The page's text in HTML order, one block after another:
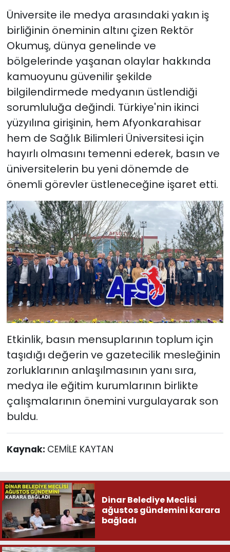
Üniversite ile medya arasındaki yakın iş
birliğinin öneminin altını çizen Rektör
Okumuş, dünya genelinde ve
bölgelerinde yaşanan olaylar hakkında
kamuoyunu güvenilir şekilde
bilgilendirmede medyanın üstlendiği
sorumluluğa değindi. Türkiye'nin ikinci
yüzyılına girişinin, hem Afyonkarahisar
hem de Sağlık Bilimleri Üniversitesi için
hayırlı olmasını temenni ederek, basın ve
üniversitelerin bu yeni dönemde de
önemli görevler üstleneceğine işaret etti.
Etkinlik, basın mensuplarının toplum için
taşıdığı değerin ve gazetecilik mesleğinin
zorluklarının anlaşılmasının yanı sıra,
medya ile eğitim kurumlarının birlikte
çalışmalarının önemini vurgulayarak son
buldu.
Kaynak: CEMİLE KAYTAN
Dinar Belediye Meclisi
ağustos gündemini karara
bağladı